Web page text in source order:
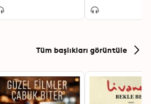
Tüm başlıkları görüntüle